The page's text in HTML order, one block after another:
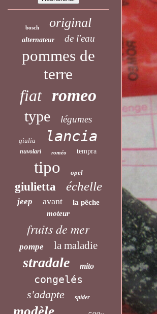
bosch original
alternateur de l'eau
pommes de
terre
fiat romeo
type légumes
giulia lancia
nuvolari roméo tempra
tipo opel
giulietta échelle
jeep avant
la pêche
moteur
fruits de mer
pompe la maladie
stradale mito
congelés
s'adapte spider